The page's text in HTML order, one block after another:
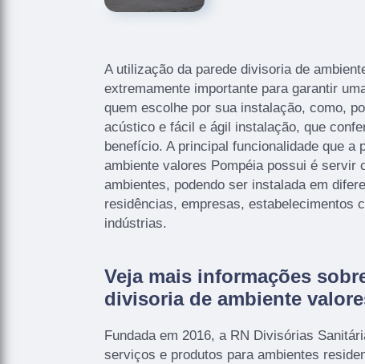
A utilização da parede divisoria de
extremamente importante para garantir
quem escolhe por sua instalação, como,
acústico e fácil e ágil instalação, que
benefício. A principal funcionalidade que a
ambiente valores Pompéia possui é servir
ambientes, podendo ser instalada em
residências, empresas, estabelecimentos
indústrias.
Veja mais informações
divisoria de ambiente
Fundada em 2016, a RN Divisórias
serviços e produtos para ambientes